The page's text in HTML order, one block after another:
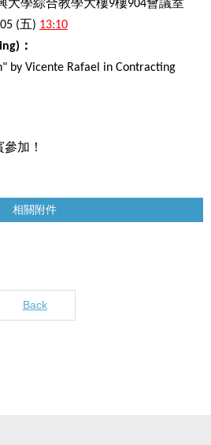
9 904
(五) 13:10
：
by Vicente Rafael in Contracting
加！
相關附件
Back